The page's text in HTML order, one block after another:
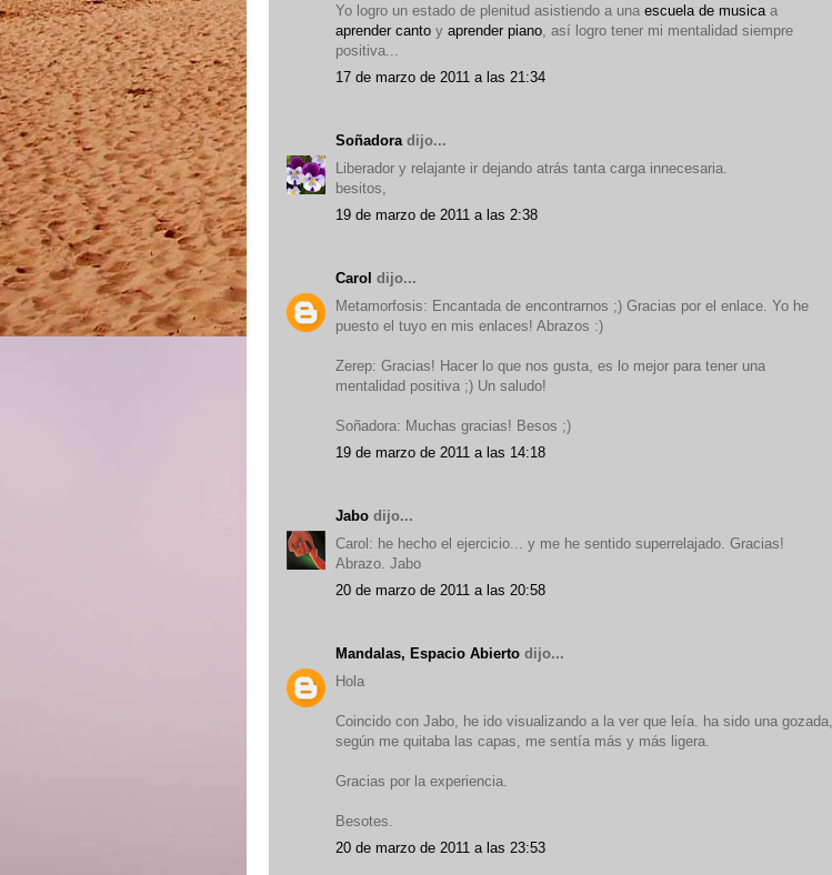
Yo logro un estado de plenitud asistiendo a una escuela de musica a
aprender canto y aprender piano , así logro tener mi mentalidad siempre
positiva...
17 de marzo de 2011 a las 21:34
Soñadoradijo...
Liberador y relajante ir dejando atrás tanta carga innecesaria.
besitos,
19 de marzo de 2011 a las 2:38
Carol dijo...
Metamorfosis: Encantada de encontrarnos ;) Gracias por el enlace. Yo he
puesto el tuyo en mis enlaces! Abrazos :)
Zerep: Gracias! Hacer lo que nos gusta, es lo mejor para tener una
mentalidad positiva ;) Un saludo!
Soñadora: Muchas gracias! Besos ;)
19 de marzo de 2011 a las 14:18
Jabo dijo...
Carol: he hecho el ejercicio... y me he sentido superrelajado. Gracias!
Abrazo. Jabo
20 de marzo de 2011 a las 20:58
Mandalas, Espacio Abierto dijo...
Hola
Coincido con Jabo, he ido visualizando a la ver que leía. ha sido una gozada,
según me quitaba las capas, me sentía más y más ligera.
Gracias por la experiencia.
Besotes.
20 de marzo de 2011 a las 23:53